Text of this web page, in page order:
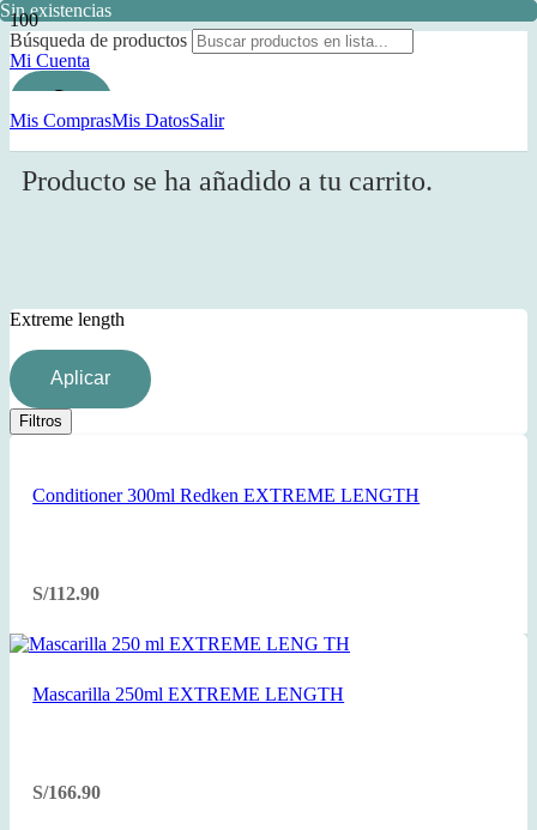
Búsqueda de productos
Mi Cuenta
Mis ComprasMis DatosSalir
Producto se ha añadido a tu carrito.
Extreme length
Aplicar
Filtros
Sin existencias
Conditioner 300ml Redken EXTREME LENGTH
S/112.90
Mascarilla 250ml EXTREME LENGTH
S/166.90
Sin existencias
Sin existencias